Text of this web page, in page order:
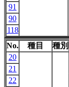
91
90
118
No.
種目 種別
20
21
22